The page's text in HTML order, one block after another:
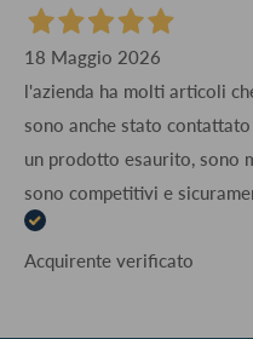
18 Maggio 2026
l'azienda ha molti articoli
sono anche stato
un prodotto esaurito, sono
sono competitivi e
Acquirente verificato